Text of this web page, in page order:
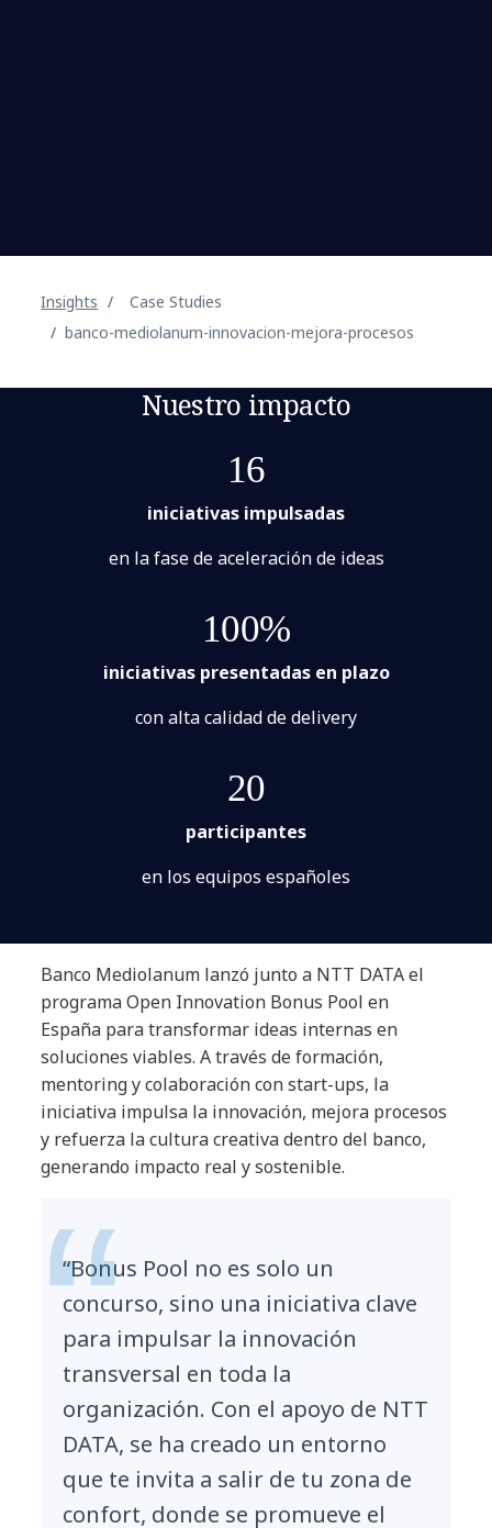
Insights
Case Studies
banco-mediolanum-innovacion-mejora-procesos
Nuestro impacto
16
iniciativas impulsadas
en la fase de aceleración de ideas
100%
iniciativas presentadas en plazo
con alta calidad de delivery
20
participantes
en los equipos españoles
Banco Mediolanum lanzó junto a NTT DATA el
programa Open Innovation Bonus Pool en
España para transformar ideas internas en
soluciones viables. A través de formación,
mentoring y colaboración con start-ups, la
iniciativa impulsa la innovación, mejora procesos
y refuerza la cultura creativa dentro del banco,
generando impacto real y sostenible.
“Bonus Pool no es solo un
concurso, sino una iniciativa clave
para impulsar la innovación
transversal en toda la
organización. Con el apoyo de NTT
DATA, se ha creado un entorno
que te invita a salir de tu zona de
confort, donde se promueve el